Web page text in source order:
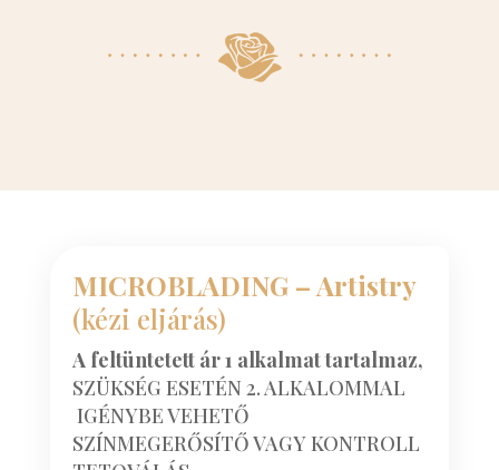
MICROBLADING – Artistry
(kézi eljárás)
A feltüntetett ár 1 alkalmat tartalmaz,
SZÜKSÉG ESETÉN 2. ALKALOMMAL
IGÉNYBE VEHETŐ
SZÍNMEGERŐSÍTŐ VAGY KONTROLL